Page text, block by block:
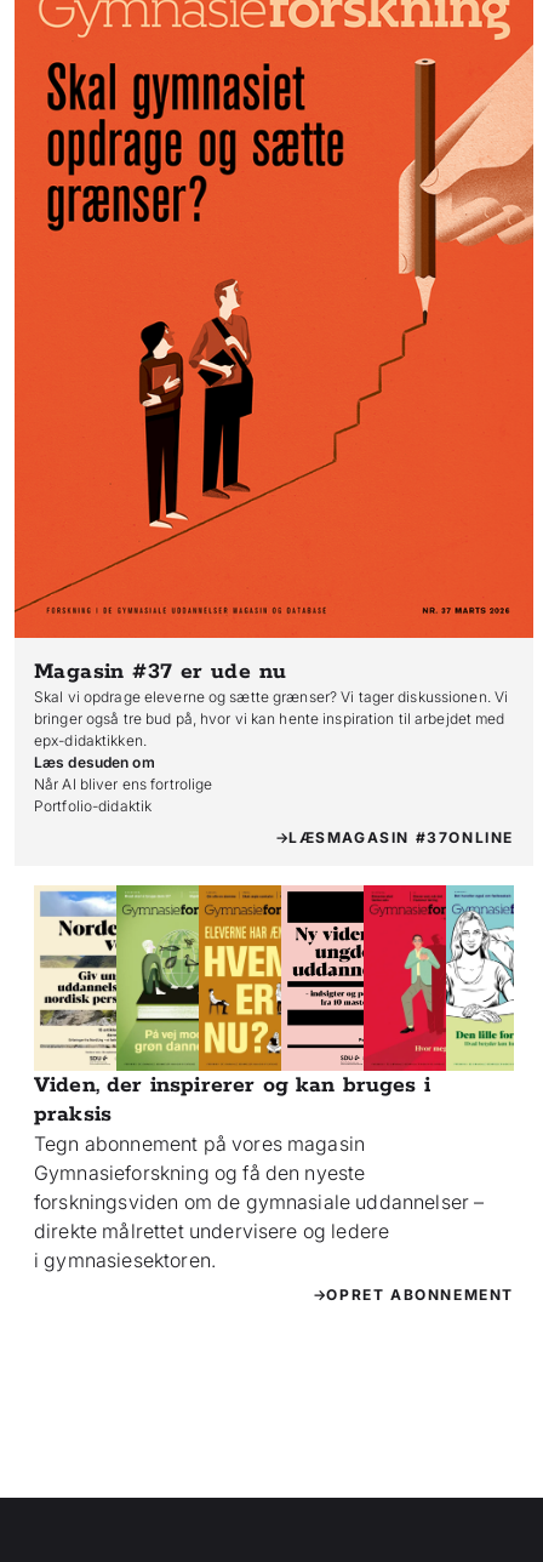
Magasin #37 er ude nu
Skal vi opdrage eleverne og sætte grænser? Vi tager diskussionen. Vi
bringer også tre bud på, hvor vi kan hente inspiration til arbejdet med
epx-didaktikken.
Læs desuden om
Når AI bliver ens fortrolige
Portfolio-didaktik
LÆSMAGASIN #37ONLINE
Viden, der inspirerer og kan bruges i
praksis
Tegn abonnement på vores magasin
Gymnasieforskning og få den nyeste
forskningsviden om de gymnasiale uddannelser –
direkte målrettet undervisere og ledere
i gymnasiesektoren.
OPRET ABONNEMENT